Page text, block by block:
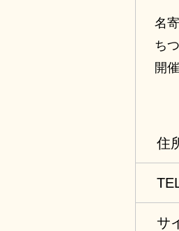
名
ち
開
連
を
住
サ